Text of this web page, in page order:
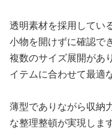
透明素材を採用してい
小物を開けずに確認で
複数のサイズ展開があ
イテムに合わせて最適
薄型でありながら収納
な整理整頓が実現します